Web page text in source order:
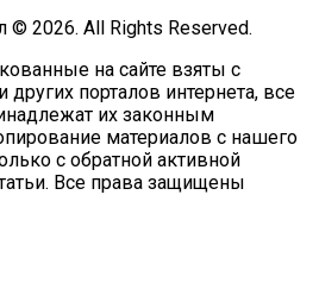
2026. All Rights Reserved.
на сайте взяты с
порталов интернета, все
их законным
материалов с нашего
с обратной активной
Все права защищены